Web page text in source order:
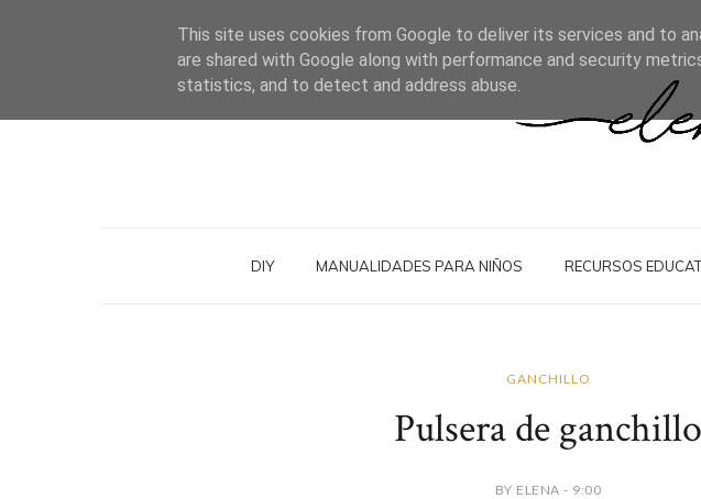
DIY MANUALIDADES PARA NIÑOS RECURSOS
GANCHILLO
Pulsera de ganchillo
BY ELENA - 9:00
This site uses cookies from Google to deliver its services and to
are shared with Google along with performance and security
statistics, and to detect and address abuse.